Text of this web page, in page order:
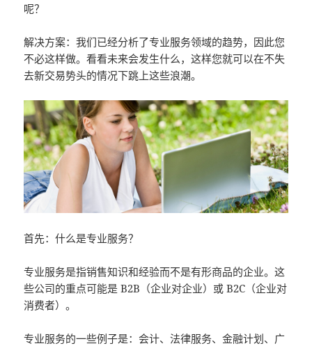
呢？
解决方案：我们已经分析了专业服务领域的趋势，因此您
不必这样做。看看未来会发生什么，这样您就可以在不失
去新交易势头的情况下跳上这些浪潮。
首先：什么是专业服务？
专业服务是指销售知识和经验而不是有形商品的企业。这
些公司的重点可能是 B2B（企业对企业）或 B2C（企业对
消费者）。
专业服务的一些例子是：会计、法律服务、金融计划、广